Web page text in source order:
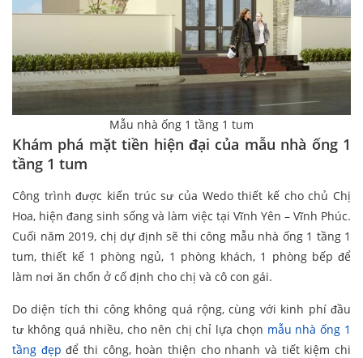
Mẫu nhà ống 1 tầng 1 tum
Khám phá mặt tiền hiện đại của mẫu nhà ống 1
tầng 1 tum
Công trình được kiến trúc sư của Wedo thiết kế cho chủ Chị
Hoa, hiện đang sinh sống và làm việc tại Vĩnh Yên – Vĩnh Phúc.
Cuối năm 2019, chị dự định sẽ thi công mẫu nhà ống 1 tầng 1
tum, thiết kế 1 phòng ngủ, 1 phòng khách, 1 phòng bếp để
làm nơi ăn chốn ở cố định cho chị và cô con gái.
Do diện tích thi công không quá rộng, cùng với kinh phí đầu
tư không quá nhiều, cho nên chị chỉ lựa chọn mẫu nhà ống 1
tầng đẹp để thi công, hoàn thiện cho nhanh và tiết kiệm chi